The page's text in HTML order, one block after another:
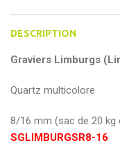
DESCRIPTION
Graviers Limburgs
Quartz multicolore
8/16 mm (sac de 20
SGLIMBURGSR8-16